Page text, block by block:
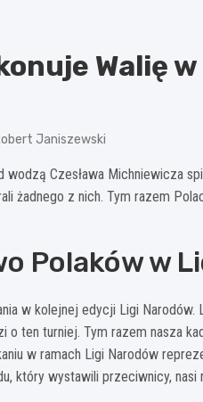
Walię
Janiszewski
wodzą Czesława Michniewicza
żadnego z nich. Tym razem
Polaków w
w kolejnej edycji Ligi Narodów.
ten turniej. Tym razem nasza
w ramach Ligi Narodów
który wystawili przeciwnicy,